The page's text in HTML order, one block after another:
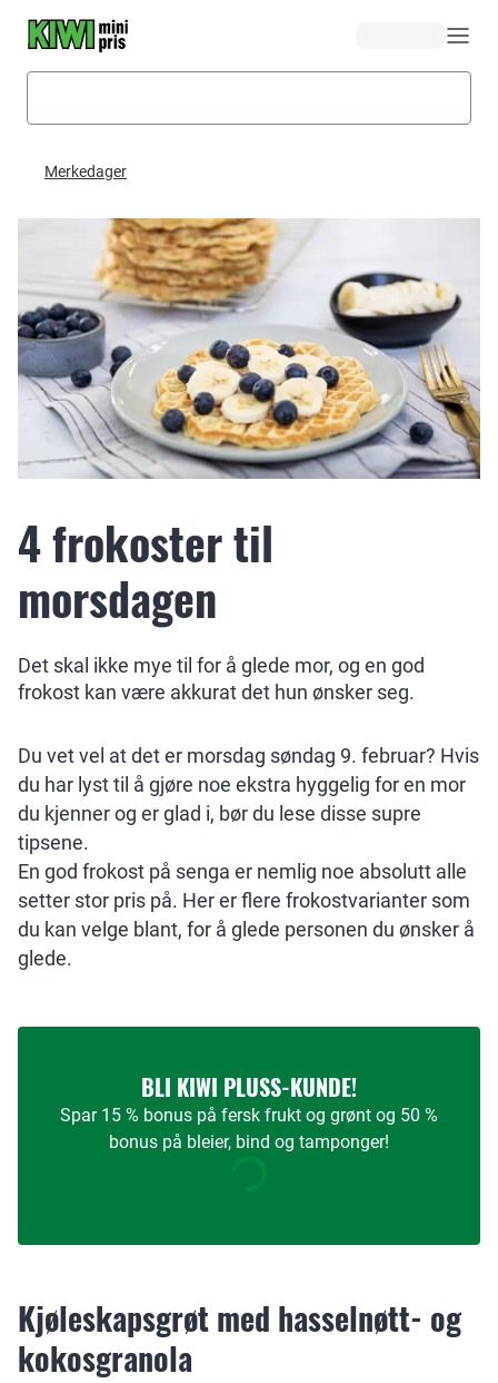
Merkedager
4 frokoster til
morsdagen
Det skal ikke mye til for å glede mor, og en god
frokost kan være akkurat det hun ønsker seg.
Du vet vel at det er morsdag søndag 9. februar? Hvis
du har lyst til å gjøre noe ekstra hyggelig for en mor
du kjenner og er glad i, bør du lese disse supre
tipsene.
En god frokost på senga er nemlig noe absolutt alle
setter stor pris på. Her er flere frokostvarianter som
du kan velge blant, for å glede personen du ønsker å
glede.
BLI KIWI PLUSS-KUNDE!
Spar 15 % bonus på fersk frukt og grønt og 50 %
bonus på bleier, bind og tamponger!
Kjøleskapsgrøt med hasselnøtt- og
kokosgranola